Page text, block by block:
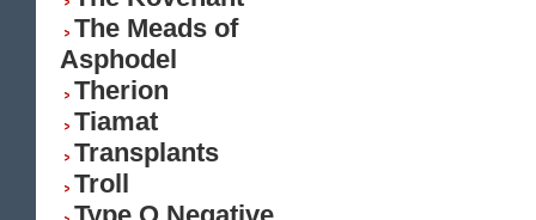
The Meads of
Asphodel
Therion
Tiamat
Transplants
Troll